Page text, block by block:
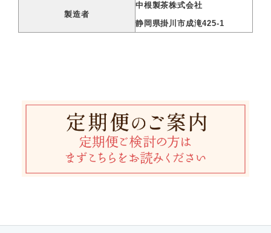
製造者
中根製茶株式会社
静岡県掛川市成滝425-1